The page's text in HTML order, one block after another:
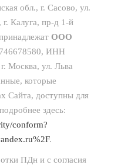
обл., г. Сасово, ул.
Калуга, пр-д 1-й
ООО
ИНН
Москва, ул. Льва
которые
Сайта, доступны для
здесь:
conform?
.
ПДн и с согласия